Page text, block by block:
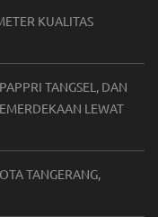
KUALITAS
TANGSEL, DAN
LEWAT
TANGERANG,